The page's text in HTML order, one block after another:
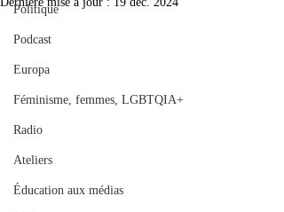
Politique
Podcast
Europa
Féminisme, femmes, LGBTQIA+
Radio
Ateliers
Éducation aux médias